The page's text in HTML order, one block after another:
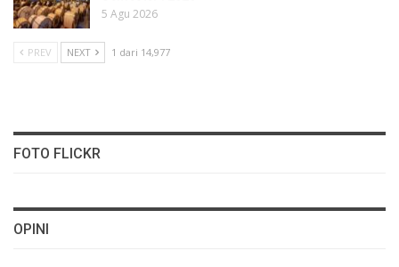
5 Agu 2026
PREV NEXT 1 dari 14,977
FOTO FLICKR
OPINI